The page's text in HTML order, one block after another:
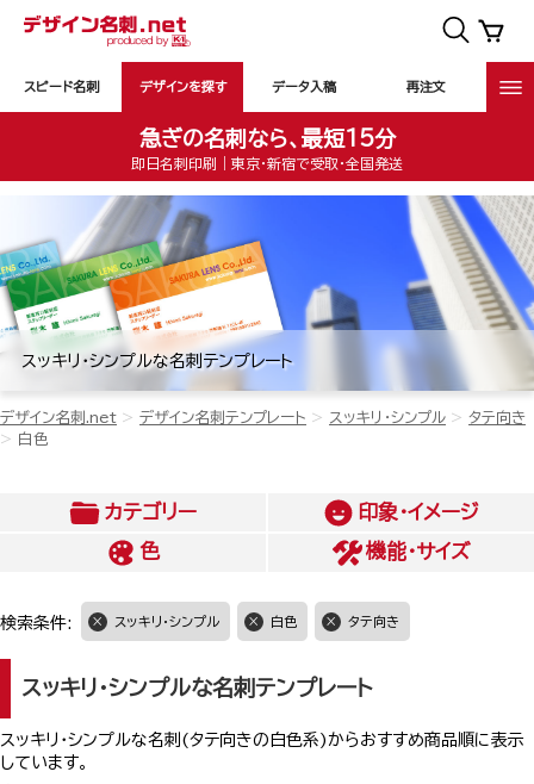
スピード名刺 デザインを探す データ入稿 再注文
急ぎの名刺なら、最短15分
即日名刺印刷｜東京・新宿で受取・全国発送
スッキリ・シンプルな名刺テンプレート
デザイン名刺.net デザイン名刺テンプレート スッキリ・シンプル
タテ向き
白色
カテゴリー
印象・イメージ
色
機能・サイズ
検索条件: スッキリ・シンプル 白色 タテ向き
スッキリ・シンプルな名刺テンプレート
スッキリ・シンプルな名刺(タテ向きの白色系)からおすすめ商品順に表示
しています。